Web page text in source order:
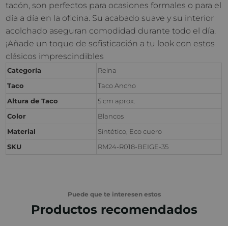
tacón, son perfectos para ocasiones formales o para el
día a día en la oficina. Su acabado suave y su interior
acolchado aseguran comodidad durante todo el día.
¡Añade un toque de sofisticación a tu look con estos
clásicos imprescindibles
Categoría
Reina
Taco
Taco Ancho
Altura de Taco
5 cm aprox.
Color
Blancos
Material
Sintético, Eco cuero
SKU
RM24-R018-BEIGE-35
Puede que te interesen estos
Productos recomendados